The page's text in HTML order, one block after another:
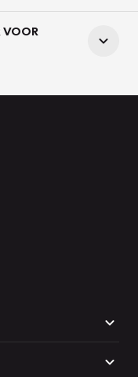
VOOR